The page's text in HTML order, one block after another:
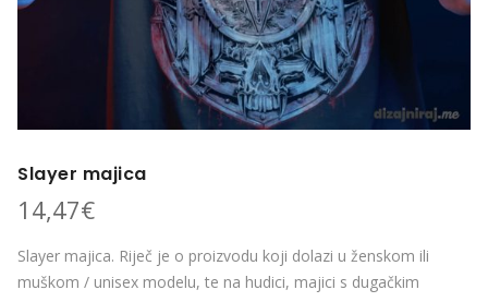
Slayer majica
14,47€
Slayer majica. Riječ je o proizvodu koji dolazi u ženskom ili
muškom / unisex modelu, te na hudici, majici s dugačkim